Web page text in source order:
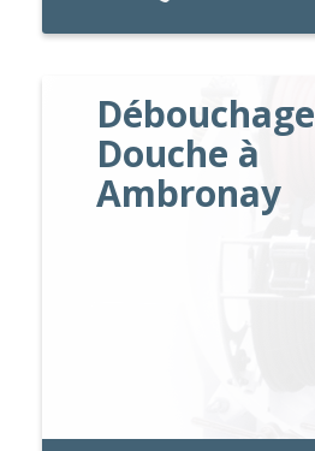
Débouchage
Douche à
Ambronay